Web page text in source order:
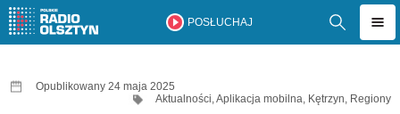
POSŁUCHAJ
Opublikowany 24 maja 2025
Aktualności,Aplikacja mobilna, Kętrzyn, Regiony